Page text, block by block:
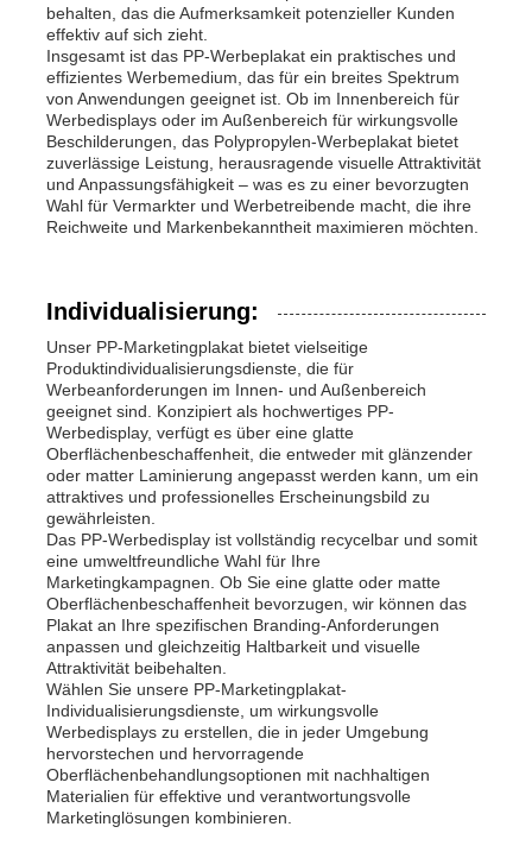
behalten, das die Aufmerksamkeit potenzieller Kunden
effektiv auf sich zieht.
Insgesamt ist das PP-Werbeplakat ein praktisches und
effizientes Werbemedium, das für ein breites Spektrum
von Anwendungen geeignet ist. Ob im Innenbereich für
Werbedisplays oder im Außenbereich für wirkungsvolle
Beschilderungen, das Polypropylen-Werbeplakat bietet
zuverlässige Leistung, herausragende visuelle Attraktivität
und Anpassungsfähigkeit – was es zu einer bevorzugten
Wahl für Vermarkter und Werbetreibende macht, die ihre
Reichweite und Markenbekanntheit maximieren möchten.
Individualisierung:
Unser PP-Marketingplakat bietet vielseitige
Produktindividualisierungsdienste, die für
Werbeanforderungen im Innen- und Außenbereich
geeignet sind. Konzipiert als hochwertiges PP-
Werbedisplay, verfügt es über eine glatte
Oberflächenbeschaffenheit, die entweder mit glänzender
oder matter Laminierung angepasst werden kann, um ein
attraktives und professionelles Erscheinungsbild zu
gewährleisten.
Das PP-Werbedisplay ist vollständig recycelbar und somit
eine umweltfreundliche Wahl für Ihre
Marketingkampagnen. Ob Sie eine glatte oder matte
Oberflächenbeschaffenheit bevorzugen, wir können das
Plakat an Ihre spezifischen Branding-Anforderungen
anpassen und gleichzeitig Haltbarkeit und visuelle
Attraktivität beibehalten.
Wählen Sie unsere PP-Marketingplakat-
Individualisierungsdienste, um wirkungsvolle
Werbedisplays zu erstellen, die in jeder Umgebung
hervorstechen und hervorragende
Oberflächenbehandlungsoptionen mit nachhaltigen
Materialien für effektive und verantwortungsvolle
Marketinglösungen kombinieren.